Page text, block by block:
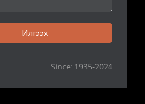
Since: 1935-2024